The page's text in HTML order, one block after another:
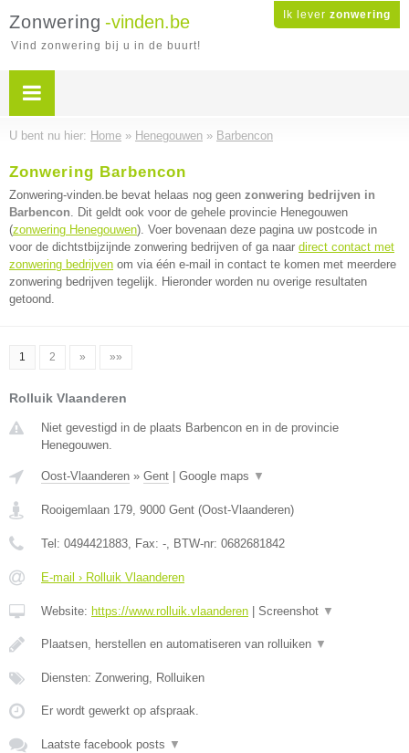
Ik lever zonwering
Zonwering -vinden.be
Vind zonwering bij u in de buurt!
U bent nu hier: Home » Henegouwen » Barbencon
Zonwering Barbencon
Zonwering-vinden.be bevat helaas nog geen zonwering bedrijven in
Barbencon. Dit geldt ook voor de gehele provincie Henegouwen
(zonwering Henegouwen). Voer bovenaan deze pagina uw postcode in
voor de dichtstbijzijnde zonwering bedrijven of ga naar direct contact met
zonwering bedrijven om via één e-mail in contact te komen met meerdere
zonwering bedrijven tegelijk. Hieronder worden nu overige resultaten
getoond.
1 2 » »»
Rolluik Vlaanderen
Niet gevestigd in de plaats Barbencon en in de provincie
Henegouwen.
Oost-Vlaanderen » Gent Google maps ▼
Rooigemlaan 179, 9000 Gent (Oost-Vlaanderen)
Tel: 0494421883, Fax: -, BTW-nr: 0682681842
E-mail › Rolluik Vlaanderen
Website: https://www.rolluik.vlaanderen Screenshot ▼
Plaatsen, herstellen en automatiseren van rolluiken ▼
Diensten: Zonwering, Rolluiken
Er wordt gewerkt op afspraak.
Laatste facebook posts ▼